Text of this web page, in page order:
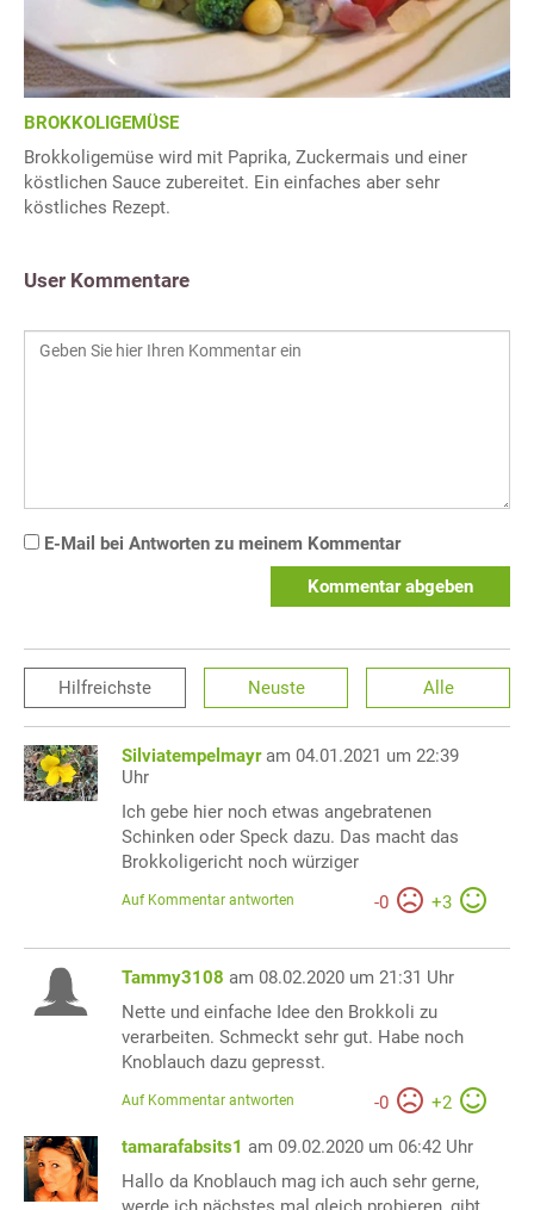
BROKKOLIGEMÜSE
Brokkoligemüse wird mit Paprika, Zuckermais und einer
köstlichen Sauce zubereitet. Ein einfaches aber sehr
köstliches Rezept.
User Kommentare
E-Mail bei Antworten zu meinem Kommentar
Kommentar abgeben
Hilfreichste Neuste Alle
Silviatempelmayr am 04.01.2021 um 22:39
Uhr
Ich gebe hier noch etwas angebratenen
Schinken oder Speck dazu. Das macht das
Brokkoligericht noch würziger
-0 +3
Auf Kommentar antworten
Tammy3108 am 08.02.2020 um 21:31 Uhr
Nette und einfache Idee den Brokkoli zu
verarbeiten. Schmeckt sehr gut. Habe noch
Knoblauch dazu gepresst.
-0 +2
Auf Kommentar antworten
tamarafabsits1 am 09.02.2020 um 06:42 Uhr
Hallo da Knoblauch mag ich auch sehr gerne,